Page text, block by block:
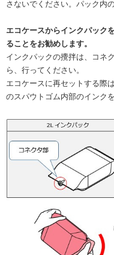
さないでください。パック内
エコケースからインクパック
ることをお勧めします。
インクパックの攪拌は、コネ
ら、行ってください。
エコケースに再セットする際
のスパウトゴム内部のインク